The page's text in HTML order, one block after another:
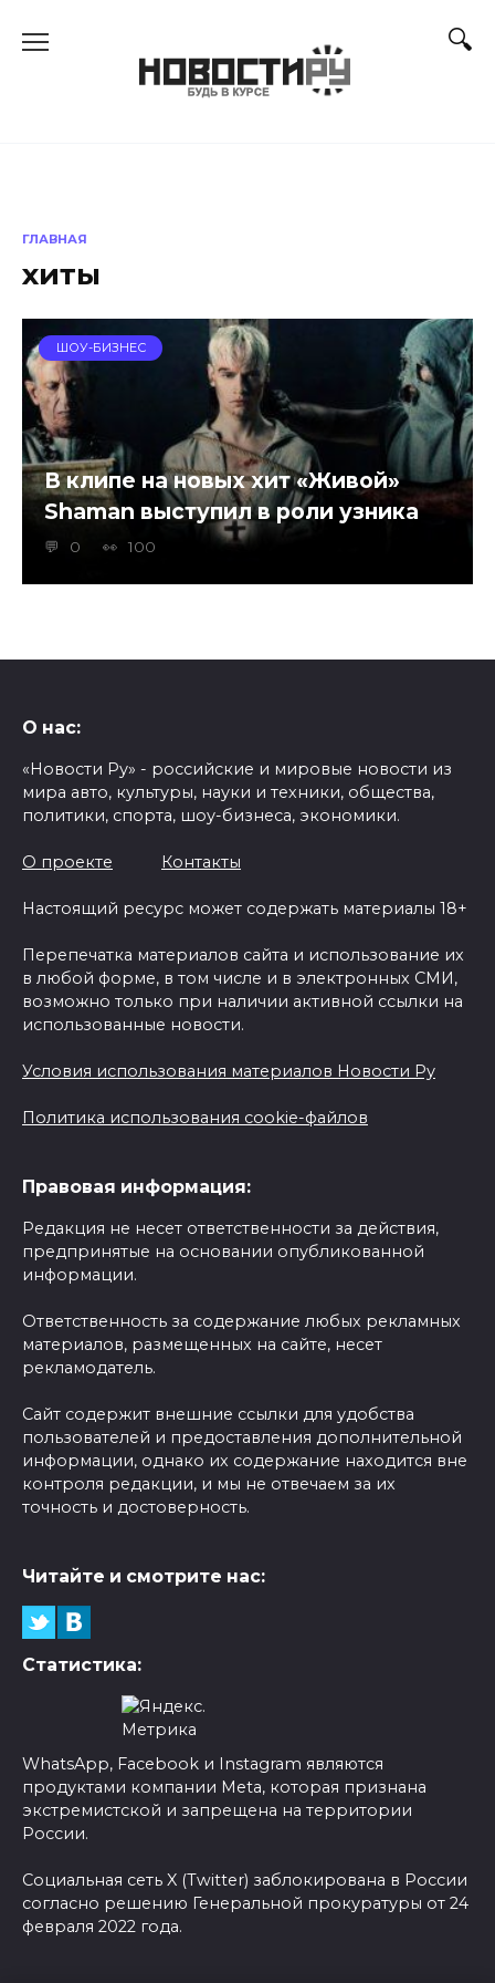
ГЛАВНАЯ
хиты
ШОУ-БИЗНЕС
В клипе на новых хит «Живой»
Shaman выступил в роли узника
0 100
О нас:
«Новости Ру» - российские и мировые новости из
мира авто, культуры, науки и техники, общества,
политики, спорта, шоу-бизнеса, экономики.
О проекте Контакты
Настоящий ресурс может содержать материалы 18+
Перепечатка материалов сайта и использование их
в любой форме, в том числе и в электронных СМИ,
возможно только при наличии активной ссылки на
использованные новости.
Условия использования материалов Новости Ру
Политика использования cookie-файлов
Правовая информация:
Редакция не несет ответственности за действия,
предпринятые на основании опубликованной
информации.
Ответственность за содержание любых рекламных
материалов, размещенных на сайте, несет
рекламодатель.
Сайт содержит внешние ссылки для удобства
пользователей и предоставления дополнительной
информации, однако их содержание находится вне
контроля редакции, и мы не отвечаем за их
точность и достоверность.
Читайте и смотрите нас:
Статистика:
WhatsApp, Facebook и Instagram являются
продуктами компании Meta, которая признана
экстремистской и запрещена на территории
России.
Социальная сеть X (Twitter) заблокирована в России
согласно решению Генеральной прокуратуры от 24
февраля 2022 года.